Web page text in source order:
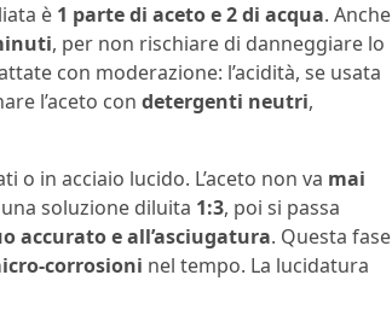
è 1 parte di aceto e 2 di acqua. Anche
, per non rischiare di danneggiare lo
con moderazione: l’acidità, se usata
l’aceto con detergenti neutri,
o in acciaio lucido. L’aceto non va mai
soluzione diluita 1:3, poi si passa
accurato e all’asciugatura. Questa fase
corrosioni nel tempo. La lucidatura